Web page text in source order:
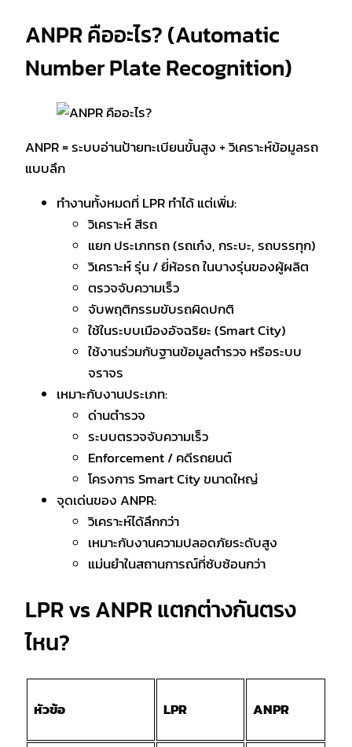
ANPR คืออะไร? (Automatic
Number Plate Recognition)
ANPR = ระบบอ่านป้ายทะเบียนขั้นสูง + วิเคราะห์ข้อมูลรถ
แบบลึก
ทำงานทั้งหมดที่ LPR ทำได้ แต่เพิ่ม:
วิเคราะห์ สีรถ
แยก ประเภทรถ (รถเก๋ง, กระบะ, รถบรรทุก)
วิเคราะห์ รุ่น / ยี่ห้อรถ ในบางรุ่นของผู้ผลิต
ตรวจจับความเร็ว
จับพฤติกรรมขับรถผิดปกติ
ใช้ในระบบเมืองอัจฉริยะ (Smart City)
ใช้งานร่วมกับฐานข้อมูลตำรวจ หรือระบบ
จราจร
เหมาะกับงานประเภท:
ด่านตำรวจ
ระบบตรวจจับความเร็ว
Enforcement / คดีรถยนต์
โครงการ Smart City ขนาดใหญ่
จุดเด่นของ ANPR:
วิเคราะห์ได้ลึกกว่า
เหมาะกับงานความปลอดภัยระดับสูง
แม่นยำในสถานการณ์ที่ซับซ้อนกว่า
LPR vs ANPR แตกต่างกันตรง
ไหน?
หัวข้อ LPR ANPR